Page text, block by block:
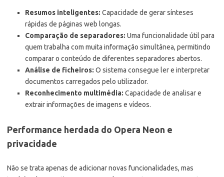
Resumos inteligentes: Capacidade de gerar sínteses
rápidas de páginas web longas.
Comparação de separadores: Uma funcionalidade útil para
quem trabalha com muita informação simultânea, permitindo
comparar o conteúdo de diferentes separadores abertos.
Análise de ficheiros: O sistema consegue ler e interpretar
documentos carregados pelo utilizador.
Reconhecimento multimédia: Capacidade de analisar e
extrair informações de imagens e vídeos.
Performance herdada do Opera Neon e
privacidade
Não se trata apenas de adicionar novas funcionalidades, mas